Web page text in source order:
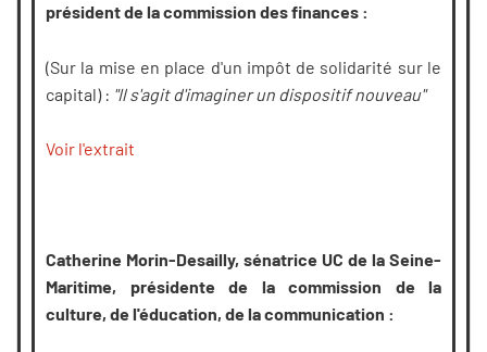
président de la commission des finances :
(Sur la mise en place d'un impôt de solidarité sur le
capital) : "Il s'agit d'imaginer un dispositif nouveau"
Voir l'extrait
Catherine Morin-Desailly, sénatrice UC de la Seine-
Maritime, présidente de la commission de la
culture, de l'éducation, de la communication :